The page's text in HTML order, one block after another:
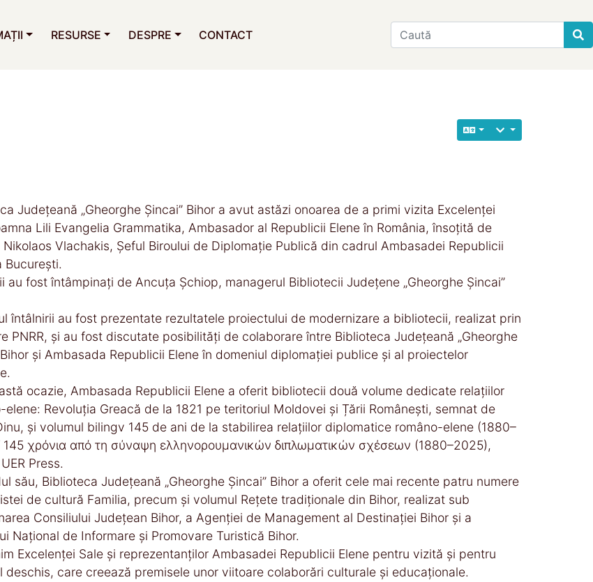
RESURSE DESPRE CONTACT
Find
Județeană „Gheorghe Șincai” Bihor a avut astăzi onoarea de a primi vizita Excelenței
Lili Evangelia Grammatika, Ambasador al Republicii Elene în România, însoțită de
Nikolaos Vlachakis, Șeful Biroului de Diplomație Publică din cadrul Ambasadei Republicii
București.
au fost întâmpinați de Ancuța Șchiop, managerul Bibliotecii Județene „Gheorghe Șincai”
întâlnirii au fost prezentate rezultatele proiectului de modernizare a bibliotecii, realizat prin
PNRR, și au fost discutate posibilități de colaborare între Biblioteca Județeană „Gheorghe
Bihor și Ambasada Republicii Elene în domeniul diplomației publice și al proiectelor
ocazie, Ambasada Republicii Elene a oferit bibliotecii două volume dedicate relațiilor
elene: Revoluția Greacă de la 1821 pe teritoriul Moldovei și Țării Românești, semnat de
și volumul bilingv 145 de ani de la stabilirea relațiilor diplomatice româno-elene (1880–
χρόνια από τη σύναψη ελληνορουμανικών διπλωματικών σχέσεων (1880–2025),
Press.
său, Biblioteca Județeană „Gheorghe Șincai” Bihor a oferit cele mai recente patru numere
de cultură Familia, precum și volumul Rețete tradiționale din Bihor, realizat sub
Consiliului Județean Bihor, a Agenției de Management al Destinației Bihor și a
Național de Informare și Promovare Turistică Bihor.
Excelenței Sale și reprezentanților Ambasadei Republicii Elene pentru vizită și pentru
deschis, care creează premisele unor viitoare colaborări culturale și educaționale.